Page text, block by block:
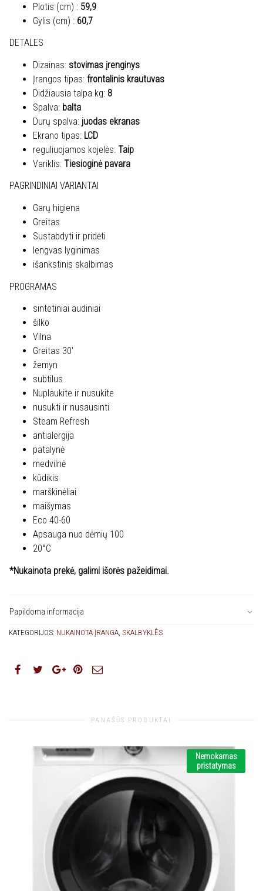
Plotis (cm) : 59,9
Gylis (cm) : 60,7
DETALES
Dizainas: stovimas įrenginys
Įrangos tipas: frontalinis krautuvas
Didžiausia talpa kg: 8
Spalva: balta
Durų spalva: juodas ekranas
Ekrano tipas: LCD
reguliuojamos kojelės: Taip
Variklis: Tiesioginė pavara
PAGRINDINIAI VARIANTAI
Garų higiena
Greitas
Sustabdyti ir pridėti
lengvas lyginimas
išankstinis skalbimas
PROGRAMAS
sintetiniai audiniai
šilko
Vilna
Greitas 30′
žemyn
subtilus
Nuplaukite ir nusukite
nusukti ir nusausinti
Steam Refresh
antialergija
patalynė
medvilnė
kūdikis
marškinėliai
maišymas
Eco 40-60
Apsauga nuo dėmių 100
20°C
*Nukainota prekė, galimi išorės pažeidimai.
Papildoma informacija
KATEGORIJOS: NUKAINOTA ĮRANGA, SKALBYKLĖS
PANAŠŪS PRODUKTAI
Nemokamas
pristatymas